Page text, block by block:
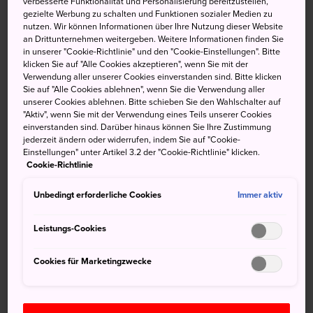
erstrahlen
Das Laternenfest von Nagasaki während der ersten 15
Tage des chinesischen Neujahrsfestes statt. Während
dieser Zeit wird Nagasaki
zum Leben erweckt mit einem
energiegeladenen Schub an Lampions, Paraden und
Aufführungen.
Anfahrt
gezielte Werbung zu schalten und Funktionen sozialer Medien zu
nutzen. Wir können Informationen über Ihre Nutzung dieser Website
an Drittunternehmen weitergeben. Weitere Informationen finden Sie
in unserer "Cookie-Richtlinie" und den "Cookie-Einstellungen". Bitte
klicken Sie auf "Alle Cookies akzeptieren", wenn Sie mit der
Verwendung aller unserer Cookies einverstanden sind. Bitte klicken
Sie auf "Alle Cookies ablehnen", wenn Sie die Verwendung aller
unserer Cookies ablehnen. Bitte schieben Sie den Wahlschalter auf
"Aktiv", wenn Sie mit der Verwendung eines Teils unserer Cookies
einverstanden sind. Darüber hinaus können Sie Ihre Zustimmung
jederzeit ändern oder widerrufen, indem Sie auf "Cookie-
Einstellungen" unter Artikel 3.2 der "Cookie-Richtlinie" klicken.
Cookie-Richtlinie
Unbedingt erforderliche Cookies Immer aktiv
Leistungs-Cookies
Cookies für Marketingzwecke